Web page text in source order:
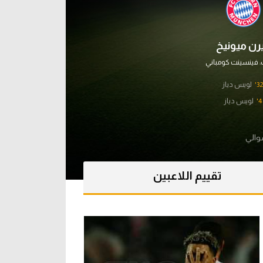
ميونيخ
فينسينت كومباني
32'
لويس دياز
4'
لويس دياز
تقييم اللاعبين